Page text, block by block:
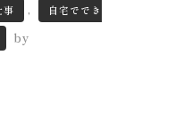
事 ,
自宅ででき
by